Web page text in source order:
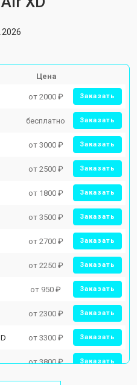
Цена
от 2000 ₽ Заказать
бесплатно Заказать
от 3000 ₽ Заказать
от 2500 ₽ Заказать
от 1800 ₽ Заказать
от 3500 ₽ Заказать
от 2700 ₽ Заказать
от 2250 ₽ Заказать
от 950 ₽ Заказать
от 2300 ₽ Заказать
от 3300 ₽ Заказать
от 3800 ₽ Заказать